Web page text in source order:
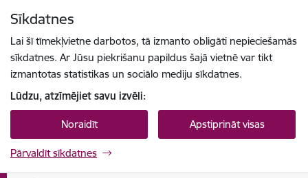
Sīkdatnes
Lai šī tīmekļvietne darbotos, tā izmanto obligāti nepieciešamās
sīkdatnes. Ar Jūsu piekrišanu papildus šajā vietnē var tikt
izmantotas statistikas un sociālo mediju sīkdatnes.
Lūdzu, atzīmējiet savu izvēli:
Noraidīt Apstiprināt visas
Pārvaldīt sīkdatnes